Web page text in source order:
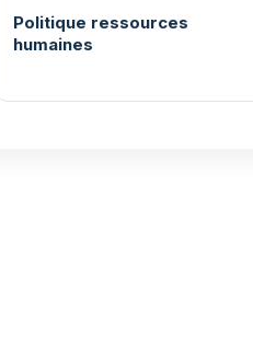
Politique ressources
humaines